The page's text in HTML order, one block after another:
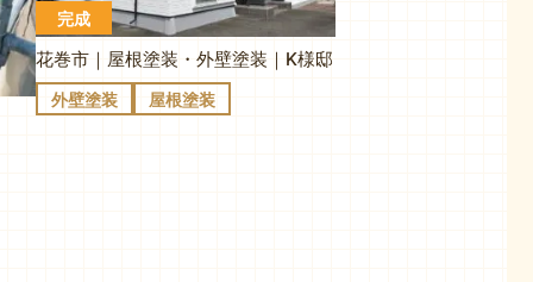
完成
花巻市｜屋根塗装・外壁塗装｜K様邸
外壁塗装 屋根塗装